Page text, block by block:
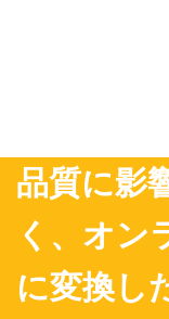
品質に影
く、オン
に変換し